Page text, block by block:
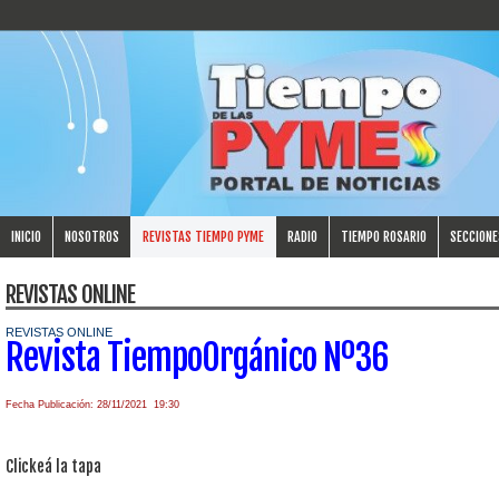
INICIO NOSOTROS REVISTAS TIEMPO PYME RADIO TIEMPO ROSARIO
REVISTAS ONLINE
REVISTAS ONLINE
Revista TiempoOrgánico Nº36
Fecha Publicación: 28/11/2021 19:30
Clickeá la tapa